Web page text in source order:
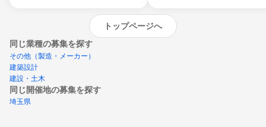
トップページへ
同じ業種の募集を探す
その他（製造・メーカー）
建築設計
建設・土木
同じ開催地の募集を探す
埼玉県